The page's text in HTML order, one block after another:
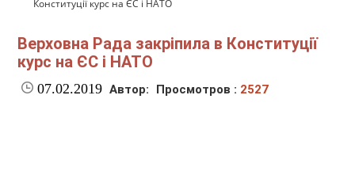
Конституції курс на ЄС і НАТО
Верховна Рада закріпила в Конституції
курс на ЄС і НАТО
07.02.2019 Автор: Просмотров : 2527